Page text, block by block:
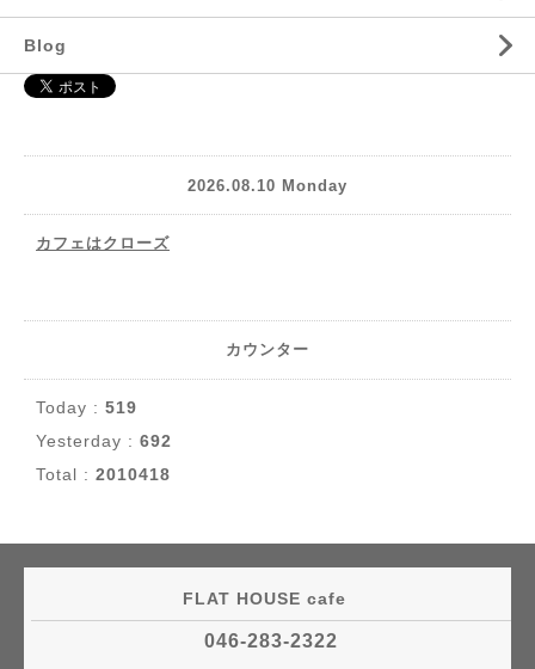
Blog
2026.08.10 Monday
カフェはクローズ
カウンター
Today : 519
Yesterday : 692
Total : 2010418
FLAT HOUSE cafe
046-283-2322